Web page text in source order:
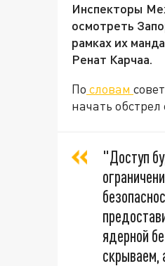
Инспекторы
осмотреть
рамках их
Ренат Карчаа.
По словам
начать
"Доступ
ядерной
скрываем,